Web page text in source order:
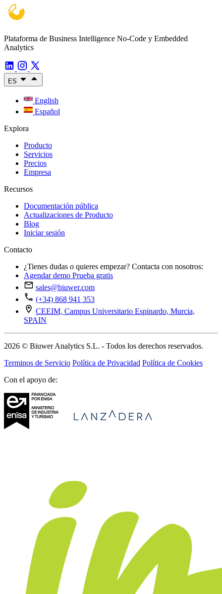
Plataforma de Business Intelligence No-Code y Embedded
Analytics
ES
English
Español
Explora
Producto
Servicios
Precios
Empresa
Recursos
Documentación pública
Actualizaciones de Producto
Blog
Iniciar sesión
Contacto
¿Tienes dudas o quieres empezar? Contacta con nosotros:
Agendar demo Prueba gratis
sales@biuwer.com
(+34) 868 941 353
CEEIM, Campus Universitario Espinardo, Murcia,
SPAIN
2026 © Biuwer Analytics S.L. - Todos los derechos reservados.
Terminos de Servicio Política de Privacidad Política de Cookies
Con el apoyo de: